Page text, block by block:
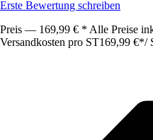
Erste Bewertung schreiben
Preis — 169,99 € * Alle Preise
Versandkosten pro ST169,99 €*/